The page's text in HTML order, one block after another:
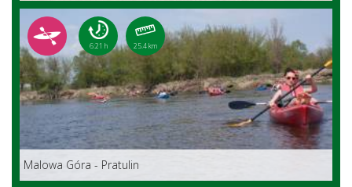
6:21 h 25.4 km
Malowa Góra - Pratulin